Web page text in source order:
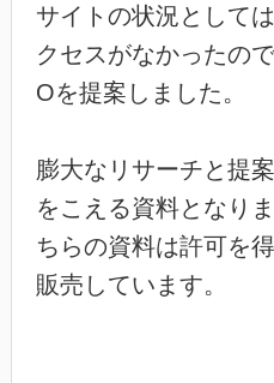
サイトの状況として
クセスがなかったの
Oを提案しました。
膨大なリサーチと提
をこえる資料となり
ちらの資料は許可を
販売しています。